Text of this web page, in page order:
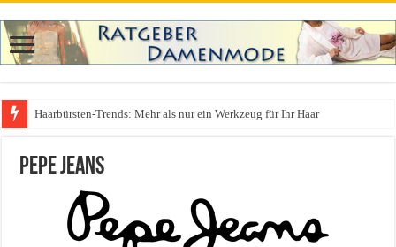
Haarbürsten-Trends: Mehr als nur ein Werkzeug für Ihr Haar
Was zieht man auf ein Festival an? Dein ultimativer Styleguide für die
Pepe Jeans